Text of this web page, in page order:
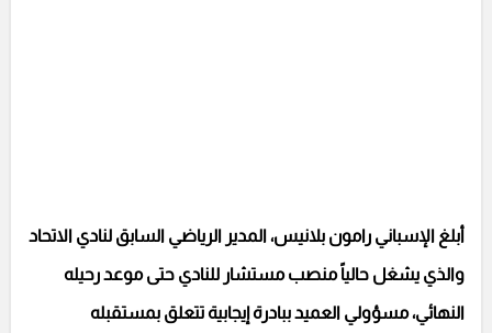
أبلغ الإسباني رامون بلانيس، المدير الرياضي السابق لنادي الاتحاد
والذي يشغل حالياً منصب مستشار للنادي حتى موعد رحيله
النهائي، مسؤولي العميد ببادرة إيجابية تتعلق بمستقبله